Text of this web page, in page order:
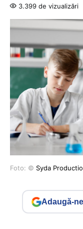
3.399 de vizualizări
Foto: © Syda
Adaugă-